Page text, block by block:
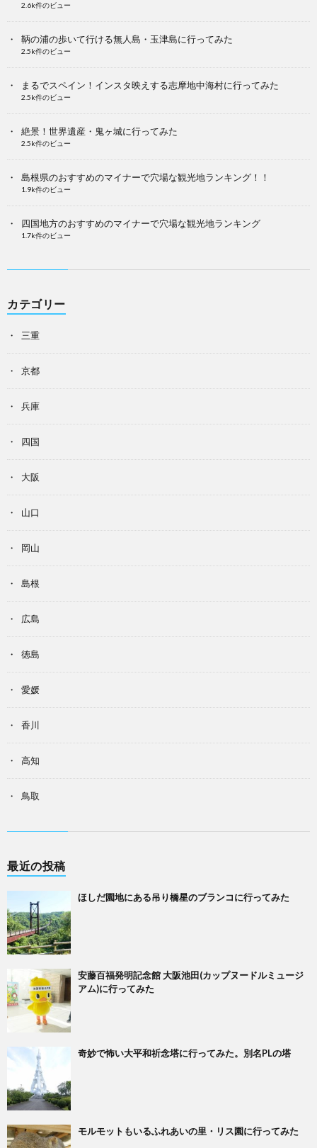
2.6k件のビュー
鞆の浦の歩いて行ける無人島・玉津島に行ってみた
2.5k件のビュー
まるでスペイン！インスタ映えする志摩地中海村に行ってみた
2.5k件のビュー
絶景！世界遺産・鬼ヶ城に行ってみた
2.5k件のビュー
島根県のおすすめのマイナーで穴場な観光地ランキング！！
1.9k件のビュー
四国地方のおすすめのマイナーで穴場な観光地ランキング
1.7k件のビュー
カテゴリー
三重
京都
兵庫
四国
大阪
山口
岡山
島根
広島
徳島
愛媛
香川
高知
鳥取
最近の投稿
ほしだ園地にある吊り橋星のブランコに行ってみた
安藤百福発明記念館 大阪池田(カップヌードルミュージ
アム)に行ってみた
奇妙で怖い大平和祈念塔に行ってみた。別名PLの塔
モルモットもいるふれあいの里・リス園に行ってみた